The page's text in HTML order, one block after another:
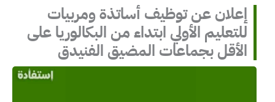
إعلان عن توظيف أساتذة ومربيات
للتعليم الأولي ابتداء من البكالوريا على
الأقل بجماعات المضيق الفنيدق